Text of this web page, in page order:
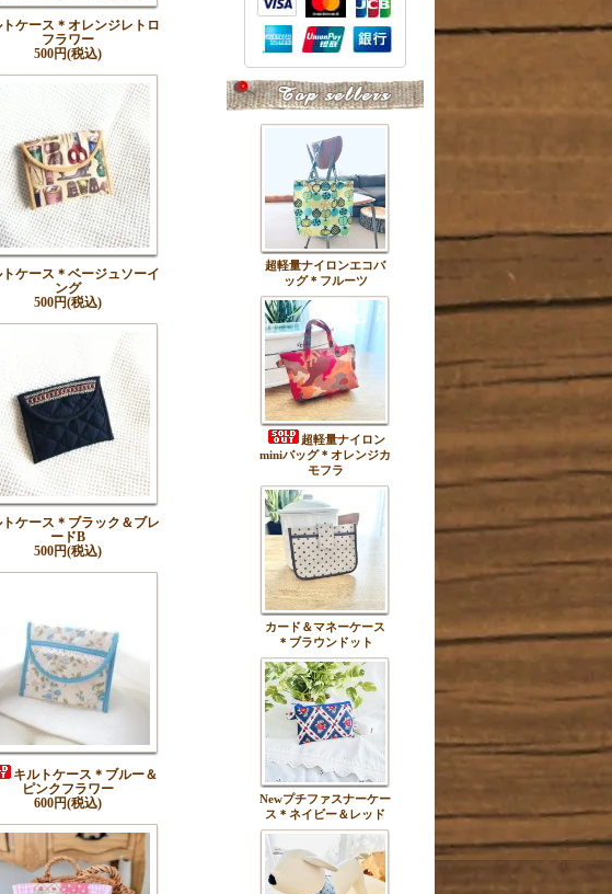
トケース＊オレンジレトロ
フラワー
500円(税込)
トケース＊ベージュソーイ
ング
500円(税込)
トケース＊ブラック＆ブレ
ードB
500円(税込)
キルトケース＊ブルー＆
ピンクフラワー
600円(税込)
超軽量ナイロンエコバ
ッグ＊フルーツ
超軽量ナイロン
miniバッグ＊オレンジカ
モフラ
カード＆マネーケース
＊ブラウンドット
Newプチファスナーケー
ス＊ネイビー＆レッド